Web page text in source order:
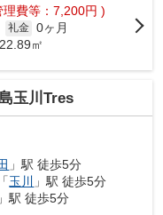
理費等：7,200円 )
礼金 0ヶ月
㎡
玉川Tres
」駅 徒歩5分
「玉川
」駅 徒歩5分
」駅 徒歩5分